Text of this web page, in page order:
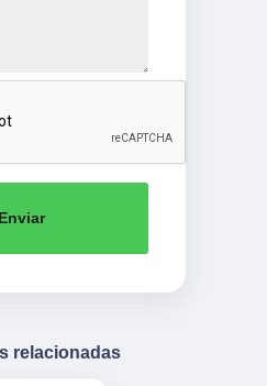
Enviar
relacionadas